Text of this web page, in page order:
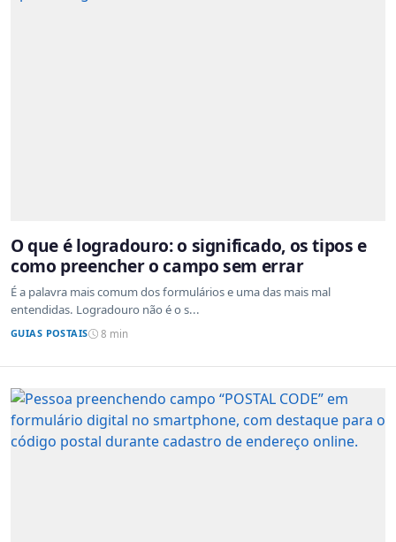
O que é logradouro: o significado, os tipos e
como preencher o campo sem errar
É a palavra mais comum dos formulários e uma das mais mal
entendidas. Logradouro não é o s...
GUIAS POSTAIS 8 min